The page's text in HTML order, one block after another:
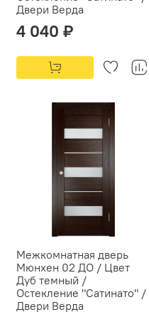
Двери Верда
4 040 ₽
Межкомнатная дверь
Мюнхен 02 ДО / Цвет
Дуб темный /
Остекление "Сатинато" /
Двери Верда